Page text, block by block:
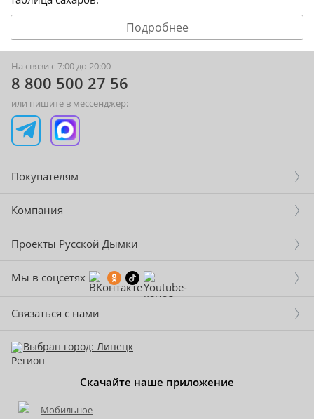
Подробнее
На связи с 7:00 до 20:00
8 800 500 27 56
или пишите в мессенджер:
Покупателям
Компания
Проекты Русской Дымки
Мы в соцсетях
Связаться с нами
Выбран город: Липецк
Скачайте наше приложение